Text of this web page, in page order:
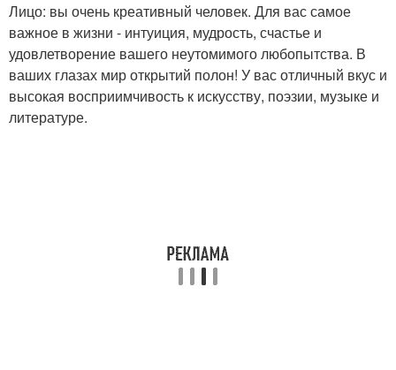
Лицо: вы очень креативный человек. Для вас самое
важное в жизни - интуиция, мудрость, счастье и
удовлетворение вашего неутомимого любопытства. В
ваших глазах мир открытий полон! У вас отличный вкус и
высокая восприимчивость к искусству, поэзии, музыке и
литературе.